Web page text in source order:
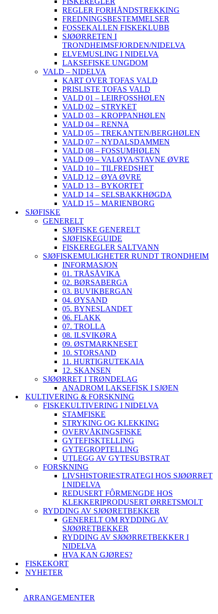
REGLER FORHÅNDSTREKKING
FREDNINGSBESTEMMELSER
FOSSEKALLEN FISKEKLUBB
SJØØRRETEN I
TRONDHEIMSFJORDEN/NIDELVA
ELVEMUSLING I NIDELVA
LAKSEFISKE UNGDOM
VALD – NIDELVA
KART OVER TOFAS VALD
PRISLISTE TOFAS VALD
VALD 01 – LEIRFOSSHØLEN
VALD 02 – STRYKET
VALD 03 – KROPPANHØLEN
VALD 04 – RENNA
VALD 05 – TREKANTEN/BERGHØLEN
VALD 07 – NYDALSDAMMEN
VALD 08 – FOSSUMHØLEN
VALD 09 – VALØYA/STAVNE ØVRE
VALD 10 – TILFREDSHET
VALD 12 – ØYA ØVRE
VALD 13 – BYKORTET
VALD 14 – SELSBAKKHØGDA
VALD 15 – MARIENBORG
SJØFISKE
GENERELT
SJØFISKE GENERELT
SJØFISKEGUIDE
FISKEREGLER SALTVANN
SJØFISKEMULIGHETER RUNDT TRONDHEIM
INFORMASJON
01. TRÅSÅVIKA
02. BØRSABERGA
03. BUVIKBERGAN
04. ØYSAND
05. BYNESLANDET
06. FLAKK
07. TROLLA
08. ILSVIKØRA
09. ØSTMARKNESET
10. STORSAND
11. HURTIGRUTEKAIA
12. SKANSEN
SJØØRRET I TRØNDELAG
ANADROM LAKSEFISK I SJØEN
KULTIVERING & FORSKNING
FISKEKULTIVERING I NIDELVA
STAMFISKE
STRYKING OG KLEKKING
OVERVÅKINGSFISKE
GYTEFISKTELLING
GYTEGROPTELLING
UTLEGG AV GYTESUBSTRAT
FORSKNING
LIVSHISTORIESTRATEGI HOS SJØØRRET
I NIDELVA
REDUSERT FÔRMENGDE HOS
KLEKKERIPRODUSERT ØRRETSMOLT
RYDDING AV SJØØRETBEKKER
GENERELT OM RYDDING AV
SJØØRETBEKKER
RYDDING AV SJØØRRETBEKKER I
NIDELVA
HVA KAN GJØRES?
FISKEKORT
NYHETER
ARRANGEMENTER